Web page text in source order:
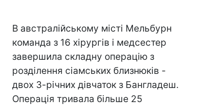
В австралійському місті Мельбурн
команда з 16 хірургів і медсестер
завершила складну операцію з
розділення сіамських близнюків -
двох 3-річних дівчаток з Бангладеш.
Операція тривала більше 25